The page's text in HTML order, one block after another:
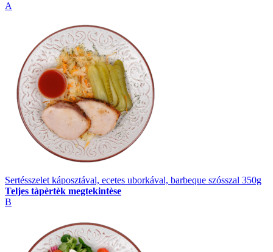
A
Sertésszelet káposztával, ecetes uborkával, barbeque szósszal 350g
Teljes tàpèrtèk megtekintèse
B